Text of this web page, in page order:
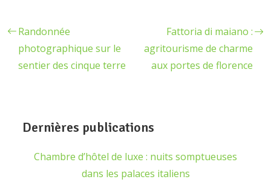
Randonnée
photographique sur le
sentier des cinque terre
Fattoria di maiano :
agritourisme de charme
aux portes de florence
Dernières publications
Chambre d’hôtel de luxe : nuits somptueuses
dans les palaces italiens